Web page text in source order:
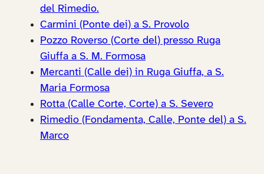
del Rimedio.
Carmini (Ponte dei) a S. Provolo
Pozzo Roverso (Corte del) presso Ruga
Giuffa a S. M. Formosa
Mercanti (Calle dei) in Ruga Giuffa, a S.
Maria Formosa
Rotta (Calle Corte, Corte) a S. Severo
Rimedio (Fondamenta, Calle, Ponte del) a S.
Marco